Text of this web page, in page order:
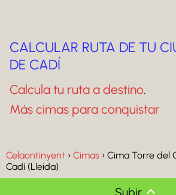
CALCULAR RUTA DE TU
DE CADÍ
Calcula tu ruta a destino.
Más cimas para conquistar
Celaontinyent Cimas
Cima Torre del
Cadí (Lleida)
Subir